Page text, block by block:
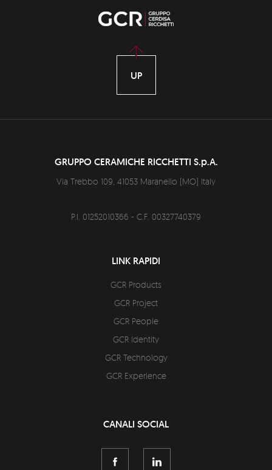
UP
GRUPPO CERAMICHE RICCHETTI S.p.A.
Via Trebbo 109, 41053 Maranello (MO) Italy
P.I. 01252010366 - C.F. 00327740379
LINK RAPIDI
GCR Products
GCR Project
GCR People
GCR Identity
GCR Technology
GCR Experience
CANALI SOCIAL